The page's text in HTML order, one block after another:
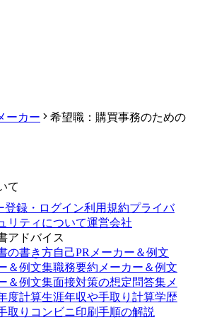
ーカー
希望職：購買事務のための
て
登録・ログイン利用規約プライバ
リティについて運営会社
アドバイス
の書き方自己PRメーカー＆例文
＆例文集職務要約メーカー＆例文
＆例文集面接対策の想定問答集メ
度計算生涯年収や手取り計算学歴
取り コンビニ印刷手順の解説